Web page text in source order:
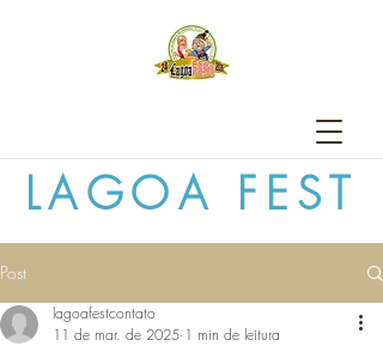
LAGOA FEST
Post
lagoafestcontato
11 de mar. de 2025 1 min de leitura